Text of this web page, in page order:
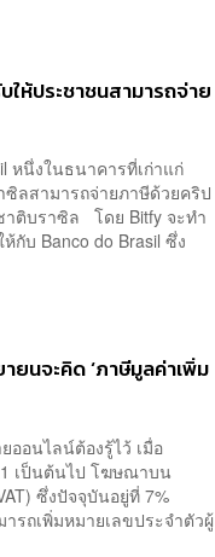
ให้ประชาชนสามารถจ่าย
หนึ่งในธนาคารที่เก่าแก่
ลสามารถจ่ายภาษีด้วยคริป
าติบราซิล โดย Bitfy จะทำ
กับ Banco do Brasil ซึ่ง
ยนจะคิด ‘ภาษีมูลค่าเพิ่ม
อนไลน์ต้องรู้ไว้ เมื่อ
เป็นต้นไป โฆษณาบน
ซึ่งปัจจุบันอยู่ที่ 7%
รถเพิ่มหมายเลขประจำตัวผู้